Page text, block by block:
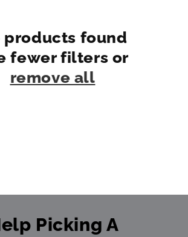
products found
fewer filters or
remove all
Picking A